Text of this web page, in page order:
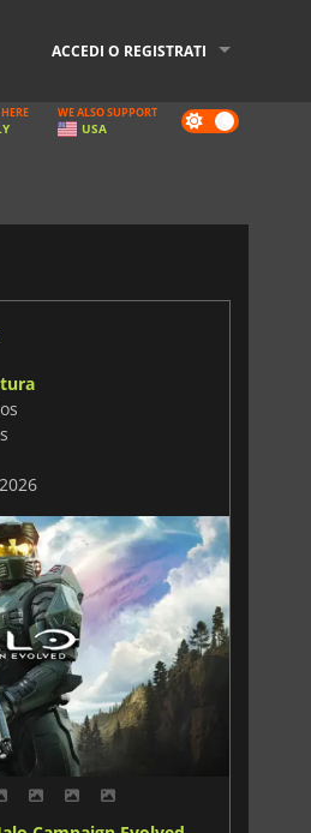
ACCEDI O REGISTRATI
Dark
mode
WE ALSO SUPPORT
USA